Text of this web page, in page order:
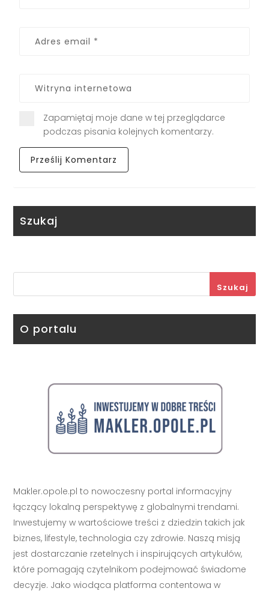
Zapamiętaj moje dane w tej przeglądarce
podczas pisania kolejnych komentarzy.
Szukaj
Szukaj
O portalu
Makler.opole.pl to nowoczesny portal informacyjny
łączący lokalną perspektywę z globalnymi trendami.
Inwestujemy w wartościowe treści z dziedzin takich jak
biznes, lifestyle, technologia czy zdrowie. Naszą misją
jest dostarczanie rzetelnych i inspirujących artykułów,
które pomagają czytelnikom podejmować świadome
decyzje. Jako wiodąca platforma contentowa w